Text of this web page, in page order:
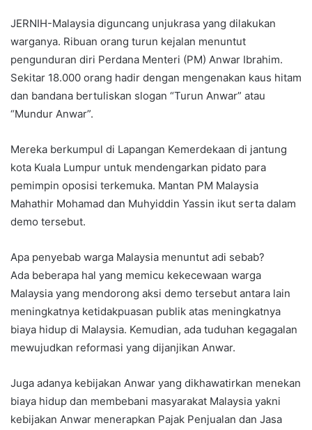
JERNIH-Malaysia diguncang unjukrasa yang dilakukan
warganya. Ribuan orang turun kejalan menuntut
pengunduran diri Perdana Menteri (PM) Anwar Ibrahim.
Sekitar 18.000 orang hadir dengan mengenakan kaus hitam
dan bandana bertuliskan slogan “Turun Anwar” atau
“Mundur Anwar”.
Mereka berkumpul di Lapangan Kemerdekaan di jantung
kota Kuala Lumpur untuk mendengarkan pidato para
pemimpin oposisi terkemuka. Mantan PM Malaysia
Mahathir Mohamad dan Muhyiddin Yassin ikut serta dalam
demo tersebut.
Apa penyebab warga Malaysia menuntut adi sebab?
Ada beberapa hal yang memicu kekecewaan warga
Malaysia yang mendorong aksi demo tersebut antara lain
meningkatnya ketidakpuasan publik atas meningkatnya
biaya hidup di Malaysia. Kemudian, ada tuduhan kegagalan
mewujudkan reformasi yang dijanjikan Anwar.
Juga adanya kebijakan Anwar yang dikhawatirkan menekan
biaya hidup dan membebani masyarakat Malaysia yakni
kebijakan Anwar menerapkan Pajak Penjualan dan Jasa